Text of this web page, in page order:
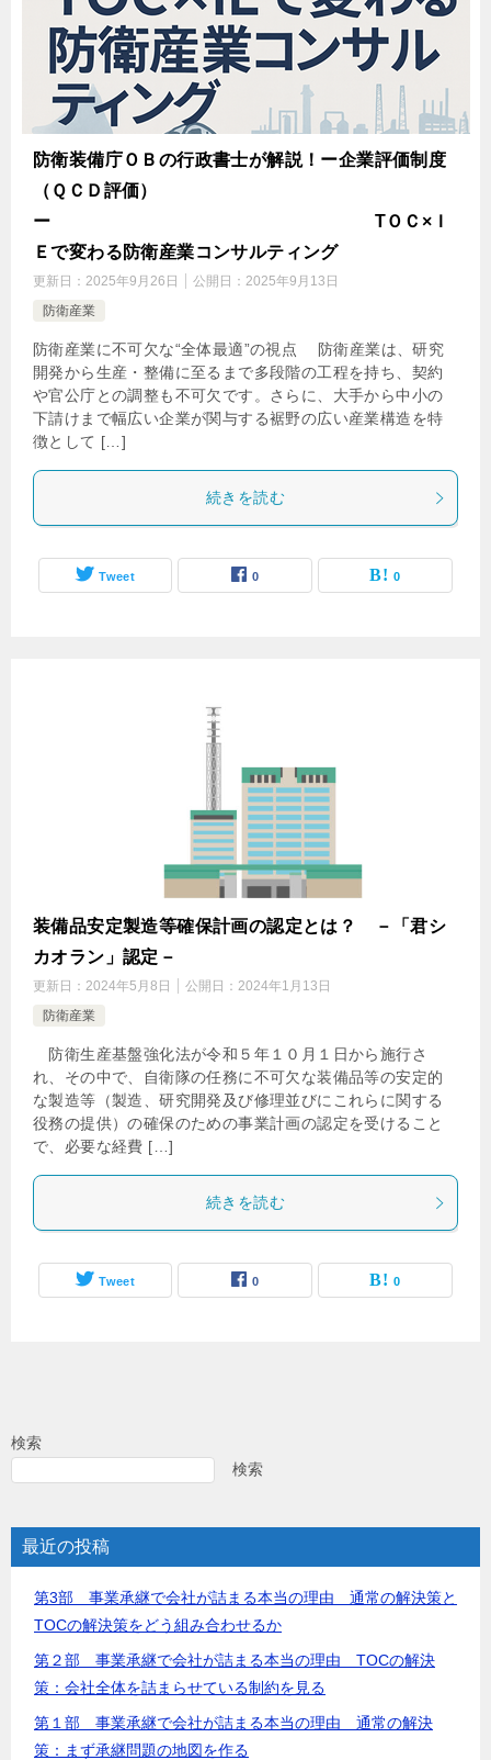
防衛装備庁ＯＢの行政書士が解説！ー企業評価制度
（ＱＣＤ評価）
ー TＯＣ×Ｉ
Ｅで変わる防衛産業コンサルティング
更新日： 2025年9月26日 公開日： 2025年9月13日
防衛産業
防衛産業に不可欠な“全体最適”の視点 防衛産業は、研究
開発から生産・整備に至るまで多段階の工程を持ち、契約
や官公庁との調整も不可欠です。さらに、大手から中小の
下請けまで幅広い企業が関与する裾野の広い産業構造を特
徴として […]
続きを読む
Tweet 0 0
装備品安定製造等確保計画の認定とは？ －「君シ
カオラン」認定－
更新日： 2024年5月8日 公開日： 2024年1月13日
防衛産業
防衛生産基盤強化法が令和５年１０月１日から施行さ
れ、その中で、自衛隊の任務に不可欠な装備品等の安定的
な製造等（製造、研究開発及び修理並びにこれらに関する
役務の提供）の確保のための事業計画の認定を受けること
で、必要な経費 […]
続きを読む
Tweet 0 0
検索
検索
最近の投稿
第3部 事業承継で会社が詰まる本当の理由 通常の解決策と
TOCの解決策をどう組み合わせるか
第２部 事業承継で会社が詰まる本当の理由 TOCの解決
策：会社全体を詰まらせている制約を見る
第１部 事業承継で会社が詰まる本当の理由 通常の解決
策：まず承継問題の地図を作る